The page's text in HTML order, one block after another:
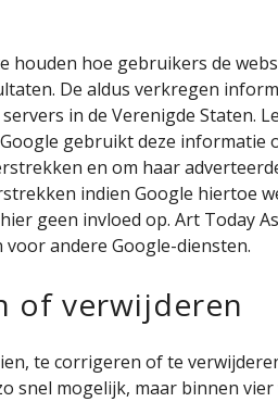
houden hoe gebruikers de
De aldus verkregen
in de Verenigde Staten.
gebruikt deze
en om haar
indien Google hiertoe
geen invloed op. Art Today
andere Google-diensten.
of verwijderen
te corrigeren of te
snel mogelijk, maar binnen